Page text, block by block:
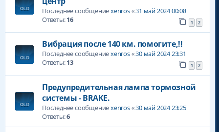
Последнее сообщениеxenros«31 май 2024 00:08
Ответы:16 1 2
Вибрация после 140 км. помогите,!!
Последнее сообщениеxenros«30 май 2024 23:31
Ответы:13 1 2
Предупредительная лампа тормозной
системы - BRAKE.
Последнее сообщениеxenros«30 май 2024 23:25
Ответы:6